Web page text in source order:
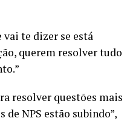
te dizer se está
querem resolver tudo
resolver questões mais
NPS estão subindo”,